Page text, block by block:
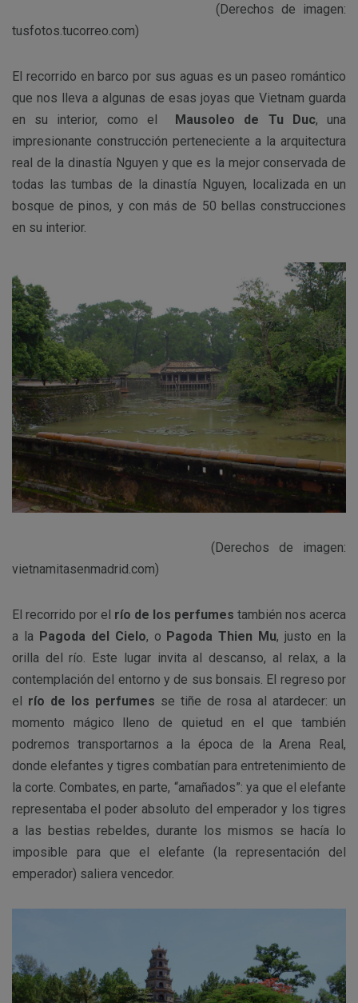
(Derechos de imagen:
tusfotos.tucorreo.com)
El recorrido en barco por sus aguas es un paseo romántico
que nos lleva a algunas de esas joyas que Vietnam guarda
en su interior, como el Mausoleo de Tu Duc, una
impresionante construcción perteneciente a la arquitectura
real de la dinastía Nguyen y que es la mejor conservada de
todas las tumbas de la dinastía Nguyen, localizada en un
bosque de pinos, y con más de 50 bellas construcciones
en su interior.
(Derechos de imagen:
vietnamitasenmadrid.com)
El recorrido por el río de los perfumes también nos acerca
a la Pagoda del Cielo, o Pagoda Thien Mu, justo en la
orilla del río. Este lugar invita al descanso, al relax, a la
contemplación del entorno y de sus bonsais. El regreso por
el río de los perfumes se tiñe de rosa al atardecer: un
momento mágico lleno de quietud en el que también
podremos transportarnos a la época de la Arena Real,
donde elefantes y tigres combatían para entretenimiento de
la corte. Combates, en parte, “amañados”: ya que el elefante
representaba el poder absoluto del emperador y los tigres
a las bestias rebeldes, durante los mismos se hacía lo
imposible para que el elefante (la representación del
emperador) saliera vencedor.